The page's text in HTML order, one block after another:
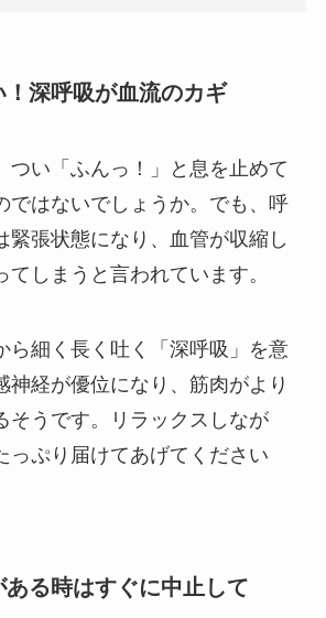
深呼吸が血流のカギ
つい「ふんっ！」と息を止めて
ではないでしょうか。でも、呼
緊張状態になり、血管が収縮し
てしまうと言われています。
ら細く長く吐く「深呼吸」を意
神経が優位になり、筋肉がより
そうです。リラックスしなが
っぷり届けてあげてください
る時はすぐに中止して